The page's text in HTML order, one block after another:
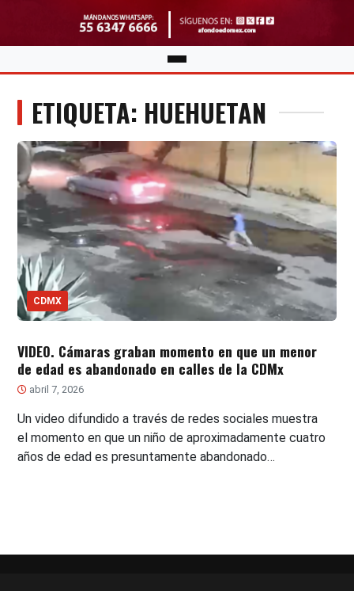
ETIQUETA: HUEHUETAN
CDMX
VIDEO. Cámaras graban momento en que un menor
de edad es abandonado en calles de la CDMx
abril 7, 2026
Un video difundido a través de redes sociales muestra
el momento en que un niño de aproximadamente cuatro
años de edad es presuntamente abandonado…